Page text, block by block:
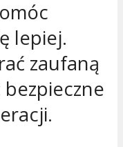
lepiej.
zaufaną